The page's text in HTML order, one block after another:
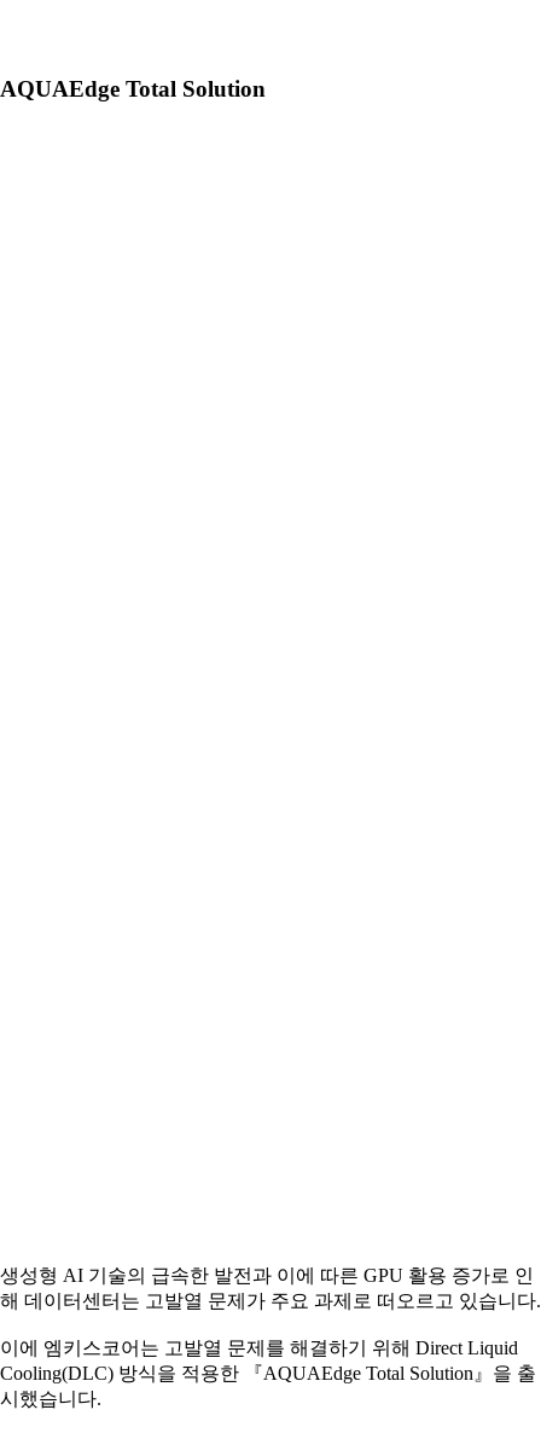
AQUAEdge Total Solution
생성형 AI 기술의 급속한 발전과 이에 따른 GPU 활용 증가로 인
해 데이터센터는 고발열 문제가 주요 과제로 떠오르고 있습니다.
이에 엠키스코어는 고발열 문제를 해결하기 위해 Direct Liquid
Cooling(DLC) 방식을 적용한 『AQUAEdge Total Solution』을 출
시했습니다.